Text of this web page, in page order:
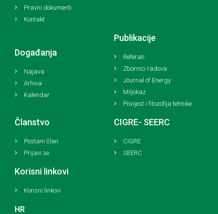
Pravni dokumenti
Kontakt
Događanja
Najava
Arhiva
Kalendar
Publikacije
Referati
Zbornici radova
Journal of Energy
Miljokaz
Povijest i filozofija tehnike
Članstvo
Postani član
Prijavi se
CIGRE- SEERC
CIGRE
SEERC
Korisni linkovi
Korisni linkovi
HR